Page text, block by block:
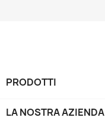
PRODOTTI
LA NOSTRA AZIENDA